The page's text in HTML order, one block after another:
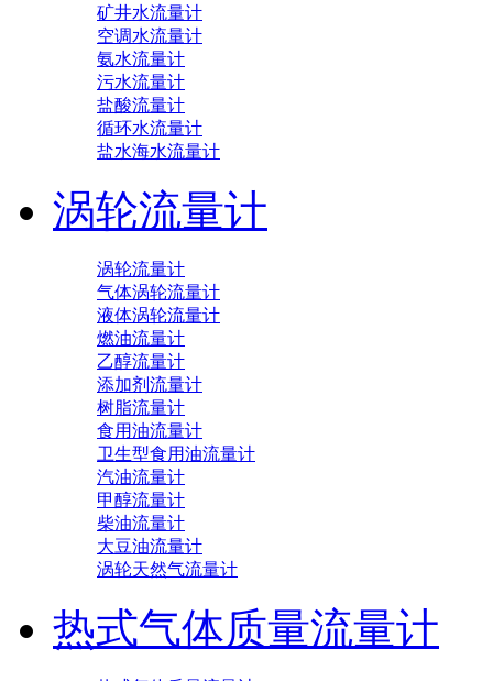
矿井水流量计
空调水流量计
氨水流量计
污水流量计
盐酸流量计
循环水流量计
盐水海水流量计
涡轮流量计
涡轮流量计
气体涡轮流量计
液体涡轮流量计
燃油流量计
乙醇流量计
添加剂流量计
树脂流量计
食用油流量计
卫生型食用油流量计
汽油流量计
甲醇流量计
柴油流量计
大豆油流量计
涡轮天然气流量计
热式气体质量流量计